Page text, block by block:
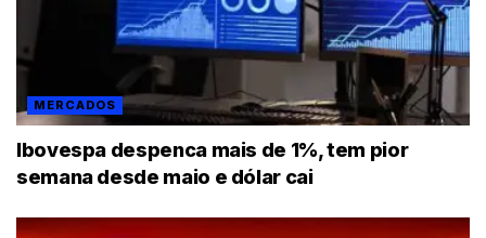
MERCADOS
Ibovespa despenca mais de 1%, tem pior
semana desde maio e dólar cai